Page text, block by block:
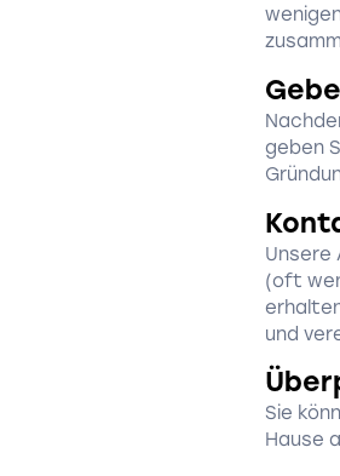
geben
Unsere
(oft
und
Sie
Hause